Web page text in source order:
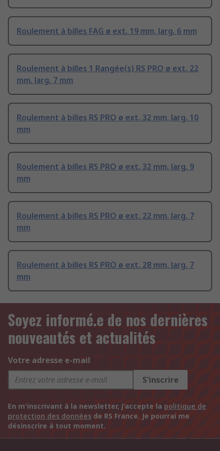
Roulement à billes FAG ø ext. 19 mm, larg. 6 mm
Roulement à billes 1 Rangée(s) RS PRO ø ext. 22
mm, larg. 7 mm
Roulement à billes RS PRO ø ext. 32 mm, larg. 10
mm
Roulement à billes RS PRO ø ext. 32 mm, larg. 9
mm
Roulement à billes RS PRO ø ext. 22 mm, larg. 7
mm
Roulement à billes RS PRO ø ext. 28 mm, larg. 7
mm
Soyez informé.e de nos dernières
nouveautés et actualités
Votre adresse e-mail
S'inscrire
En m'inscrivant à la newsletter, j'accepte la politique de
protection des données de RS France. Je pourrai me
désinscrire à tout moment.